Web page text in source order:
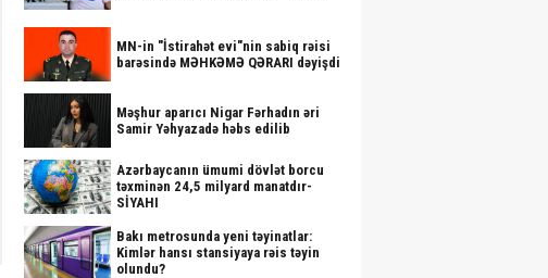
MN-in "İstirahət evi"nin sabiq rəisi
barəsində MƏHKƏMƏ QƏRARI dəyişdi
Məşhur aparıcı Nigar Fərhadın əri
Samir Yəhyazadə həbs edilib
Azərbaycanın ümumi dövlət borcu
təxminən 24,5 milyard manatdır-
SİYAHI
Bakı metrosunda yeni təyinatlar:
Kimlər hansı stansiyaya rəis təyin
olundu?